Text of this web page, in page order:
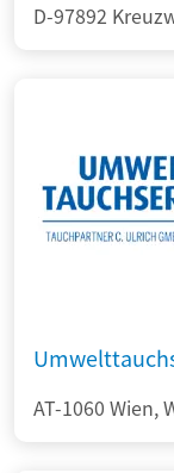
D-97892
AT-1060 Wien,